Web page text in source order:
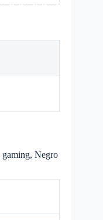
gaming, Negro